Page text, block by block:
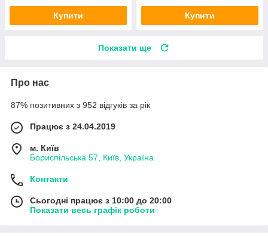
Купити Купити
Показати ще
Про нас
87% позитивних з 952 відгуків за рік
Працює з 24.04.2019
м. Київ
Бориспільська 57, Київ, Україна
Контакти
Сьогодні працює з 10:00 до 20:00
Показати весь графік роботи